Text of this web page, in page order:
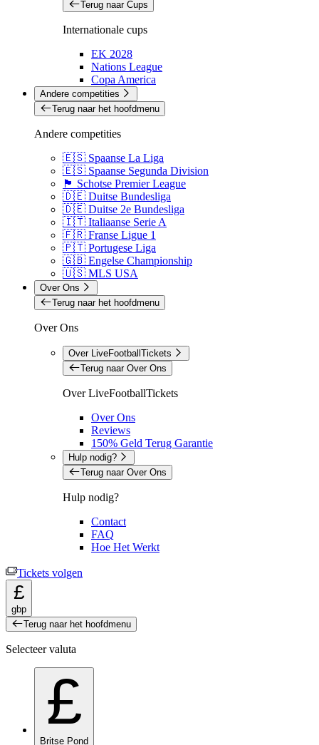
Terug naar Cups
Internationale cups
EK 2028
Nations League
Copa America
Andere competities
Terug naar het hoofdmenu
Andere competities
🇪🇸 Spaanse La Liga
🇪🇸 Spaanse Segunda Division
🏴󠁧󠁢󠁳󠁣󠁴󠁿 Schotse Premier League
🇩🇪 Duitse Bundesliga
🇩🇪 Duitse 2e Bundesliga
🇮🇹 Italiaanse Serie A
🇫🇷 Franse Ligue 1
🇵🇹 Portugese Liga
🇬🇧 Engelse Championship
🇺🇸 MLS USA
Over Ons
Terug naar het hoofdmenu
Over Ons
Over LiveFootballTickets
Terug naar Over Ons
Over LiveFootballTickets
Over Ons
Reviews
150% Geld Terug Garantie
Hulp nodig?
Terug naar Over Ons
Hulp nodig?
Contact
FAQ
Hoe Het Werkt
Tickets volgen
£
gbp
Terug naar het hoofdmenu
Selecteer valuta
£
Britse Pond